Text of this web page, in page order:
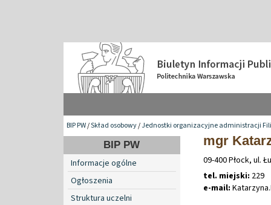
BIP PW/Skład osobowy/Jednostki organizacyjne administracji
BIP PW
Informacje ogólne
Ogłoszenia
Struktura uczelni
mgr
09-400 Płock, ul.
tel. miejski: 229
e-mail: Katarzyna.